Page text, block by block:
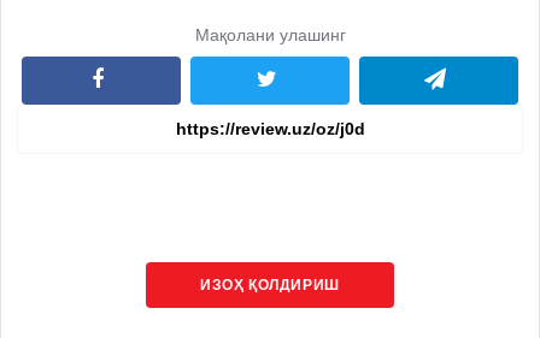
Мақолани улашинг
ИЗОҲ ҚОЛДИРИШ